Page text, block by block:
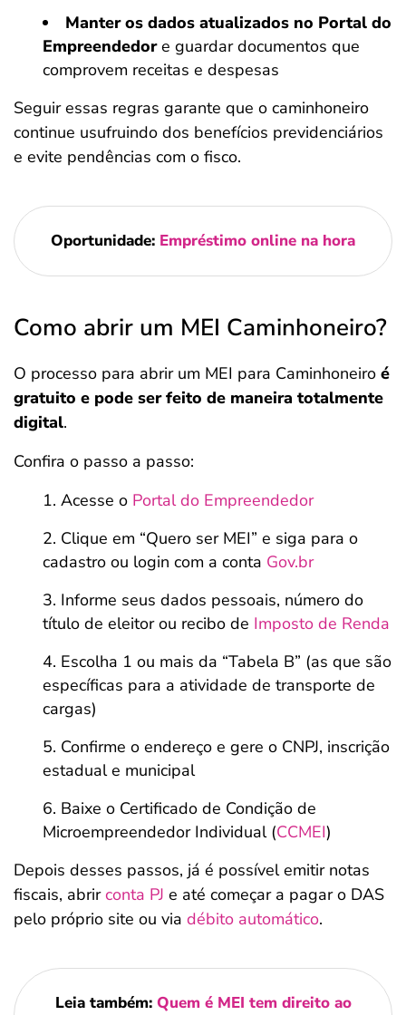
Manter os dados atualizados no Portal do
Empreendedore guardar documentos que
comprovem receitas e despesas
Seguir essas regras garante que o caminhoneiro
continue usufruindo dos benefícios previdenciários
e evite pendências com o fisco.
Oportunidade: Empréstimo online na hora
Como abrir um MEI Caminhoneiro?
O processo para abrir um MEI para Caminhoneiro é
gratuito e pode ser feito de maneira totalmente
digital.
Confira o passo a passo:
Acesse o Portal do Empreendedor
Clique em “Quero ser MEI” e siga para o
cadastro ou login com a conta Gov.br
Informe seus dados pessoais, número do
título de eleitor ou recibo de Imposto de Renda
Escolha 1 ou mais da “Tabela B” (as que são
específicas para a atividade de transporte de
cargas)
Confirme o endereço e gere o CNPJ, inscrição
estadual e municipal
Baixe o Certificado de Condição de
Microempreendedor Individual (CCMEI)
Depois desses passos, já é possível emitir notas
fiscais, abrirconta PJ e até começar a pagar o DAS
pelo próprio site ou via débito automático.
Leia também: Quem é MEI tem direito ao